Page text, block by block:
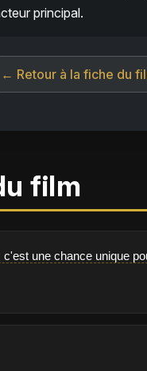
principal.
← Retour à la fiche du
film
une chance unique